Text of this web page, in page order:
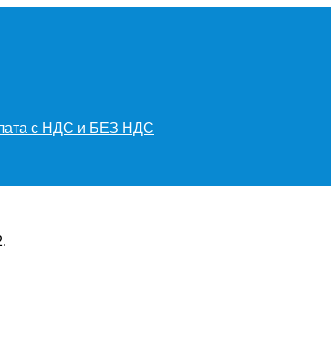
с НДС и БЕЗ НДС